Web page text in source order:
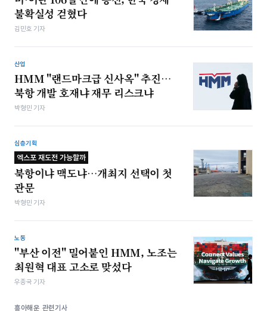
불확실성 걷혔다
김민호 기자
산업
HMM "랜드마크급 신사옥" 추진…
북항 개발 호재냐 재무 리스크냐
박형민 기자
심층기획
엑스포 재도전 가능할까
북항이냐 맥도냐…개최지 선택이 첫
관문
박형민 기자
노동
"부산 이전" 밀어붙인 HMM, 노조는
최원혁 대표 고소로 맞섰다
우종국 기자
흥아해운 관련기사